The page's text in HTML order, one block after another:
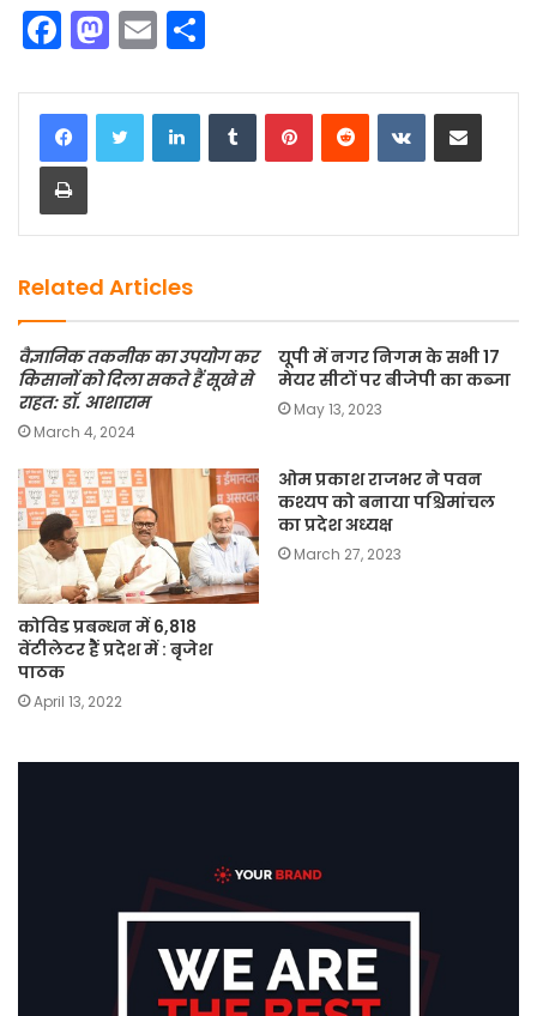
F
a
c
e
b
o
k
M
a
st
o
o
E
m
ai ar
LinkedInTumblrPinterestReddit VKontakteShare via Email
Print
Related Articles
वैज्ञानिक तकनीक का उपयोग कर
किसानों को दिला सकते हैं सूखे से
राहत: डॉ. आशाराम
March 4, 2024
यूपी में नगर निगम के सभी 17
मेयर सीटों पर बीजेपी का कब्जा
May 13, 2023
कोविड प्रबन्धन में 6,818
वेंटीलेटर हैें प्रदेश में : बृजेश
पाठक
April 13, 2022
ओम प्रकाश राजभर ने पवन
कश्यप को बनाया पश्चिमांचल
का प्रदेश अध्यक्ष
March 27, 2023